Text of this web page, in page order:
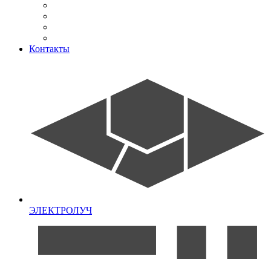
Контакты
ЭЛЕКТРОЛУЧ